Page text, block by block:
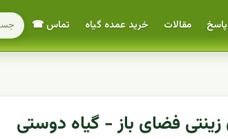
مقالات خرید عمده گیاه تماس ☎
فضای باز - گیاه دوستی